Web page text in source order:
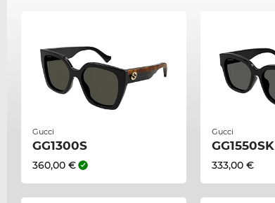
Gucci
GG1300S
360,00 €
Gucci
GG1550SK
333,00 €